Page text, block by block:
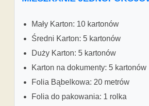
Mały Karton: 10 kartonów
Średni Karton: 5 kartonów
Duży Karton: 5 kartonów
Karton na dokumenty: 5 kartonów
Folia Bąbelkowa: 20 metrów
Folia do pakowania: 1 rolka